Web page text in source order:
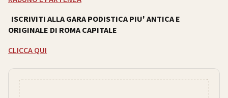
ISCRIVITI ALLA GARA PODISTICA PIU' ANTICA E
ORIGINALE DI ROMA CAPITALE
CLICCA QUI